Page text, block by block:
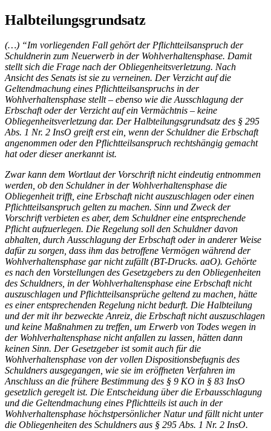
Halbteilungsgrundsatz
(…) “Im vorliegenden Fall gehört der Pflichtteilsanspruch der
Schuldnerin zum Neuerwerb in der Wohlverhaltensphase. Damit
stellt sich die Frage nach der Obliegenheitsverletzung. Nach
Ansicht des Senats ist sie zu verneinen. Der Verzicht auf die
Geltendmachung eines Pflichtteilsanspruchs in der
Wohlverhaltensphase stellt – ebenso wie die Ausschlagung der
Erbschaft oder der Verzicht auf ein Vermächtnis – keine
Obliegenheitsverletzung dar. Der Halbteilungsgrundsatz des § 295
Abs. 1 Nr. 2 InsO greift erst ein, wenn der Schuldner die Erbschaft
angenommen oder den Pflichtteilsanspruch rechtshängig gemacht
hat oder dieser anerkannt ist.
Zwar kann dem Wortlaut der Vorschrift nicht eindeutig entnommen
werden, ob den Schuldner in der Wohlverhaltensphase die
Obliegenheit trifft, eine Erbschaft nicht auszuschlagen oder einen
Pflichtteilsanspruch gelten zu machen. Sinn und Zweck der
Vorschrift verbieten es aber, dem Schuldner eine entsprechende
Pflicht aufzuerlegen. Die Regelung soll den Schuldner davon
abhalten, durch Ausschlagung der Erbschaft oder in anderer Weise
dafür zu sorgen, dass ihm das betroffene Vermögen während der
Wohlverhaltensphase gar nicht zufällt (BT-Drucks. aaO). Gehörte
es nach den Vorstellungen des Gesetzgebers zu den Obliegenheiten
des Schuldners, in der Wohlverhaltensphase eine Erbschaft nicht
auszuschlagen und Pflichtteilsansprüche geltend zu machen, hätte
es einer entsprechenden Regelung nicht bedurft. Die Halbteilung
und der mit ihr bezweckte Anreiz, die Erbschaft nicht auszuschlagen
und keine Maßnahmen zu treffen, um Erwerb von Todes wegen in
der Wohlverhaltensphase nicht anfallen zu lassen, hätten dann
keinen Sinn. Der Gesetzgeber ist somit auch für die
Wohlverhaltensphase von der vollen Dispositionsbefugnis des
Schuldners ausgegangen, wie sie im eröffneten Verfahren im
Anschluss an die frühere Bestimmung des § 9 KO in § 83 InsO
gesetzlich geregelt ist. Die Entscheidung über die Erbausschlagung
und die Geltendmachung eines Pflichtteils ist auch in der
Wohlverhaltensphase höchstpersönlicher Natur und fällt nicht unter
die Obliegenheiten des Schuldners aus § 295 Abs. 1 Nr. 2 InsO.